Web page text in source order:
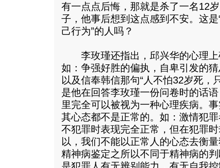
有一点点后悔，那就是杀了一名12
子，他事后想到这点感到不安。这
己行为”的人吗？
李玫瑾还指出，邱兴华的心理上
如：争强好胜的偏执，自卑引发的
以及信奉韩信那句“人不怕32岁死，
是他在回答李玫瑾一份问卷时的话
里完全可以被视为一种心理疾病。
其心态都不是正常的。如：激情犯
不犯罪时表现完全正常，但在犯罪
以，我们不能以正常人的心态去衡
精神病鉴定之所以不同于精神病的